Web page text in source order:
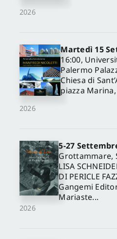
2026
2026
Martedì 15
16:00,
Palermo
Chiesa di
piazza Marina,
2026
5-27
Grottammare,
LISA
DI PERICLE
Gangemi
Mariaste...